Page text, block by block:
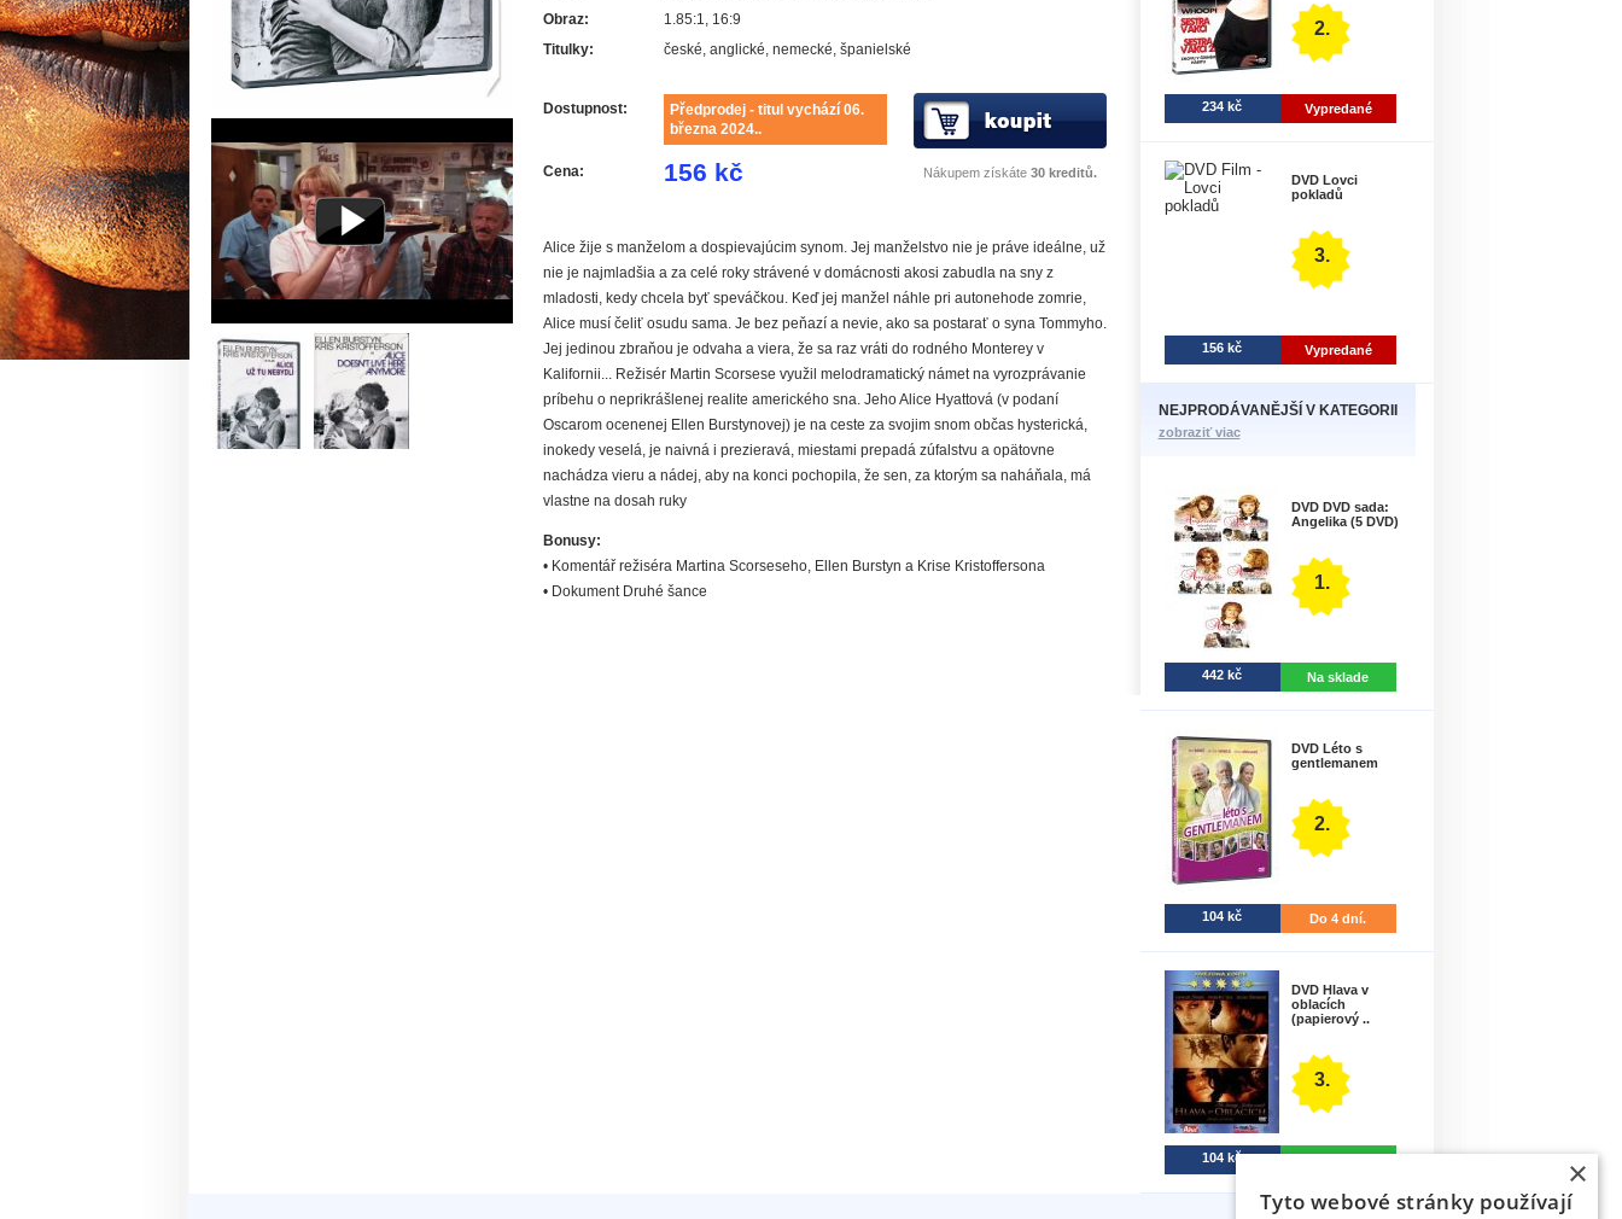
Obraz:
1.85:1, 16:9
Titulky:
české, anglické, nemecké, španielské
Dostupnost:
Předprodej - titul vychází 06.
března 2024..
Cena: 156 kč Nákupem získáte 30 kreditů.
Alice žije s manželom a dospievajúcim synom. Jej manželstvo nie je práve ideálne, už
nie je najmladšia a za celé roky strávené v domácnosti akosi zabudla na sny z
mladosti, kedy chcela byť speváčkou. Keď jej manžel náhle pri autonehode zomrie,
Alice musí čeliť osudu sama. Je bez peňazí a nevie, ako sa postarať o syna Tommyho.
Jej jedinou zbraňou je odvaha a viera, že sa raz vráti do rodného Monterey v
Kalifornii... Režisér Martin Scorsese využil melodramatický námet na vyrozprávanie
príbehu o neprikrášlenej realite amerického sna. Jeho Alice Hyattová (v podaní
Oscarom ocenenej Ellen Burstynovej) je na ceste za svojim snom občas hysterická,
inokedy veselá, je naivná i prezieravá, miestami prepadá zúfalstvu a opätovne
nachádza vieru a nádej, aby na konci pochopila, že sen, za ktorým sa naháňala, má
vlastne na dosah ruky
Bonusy:
• Komentář režiséra Martina Scorseseho, Ellen Burstyn a Krise Kristoffersona
• Dokument Druhé šance
2.
234 kč Vypredané
DVD Lovci
pokladů
3.
156 kč Vypredané
NEJPRODÁVANĚJŠÍ V KATEGORII
zobraziť viac
DVD DVD sada:
Angelika (5 DVD)
1.
442 kč Na sklade
DVD Léto s
gentlemanem
2.
104 kč Do 4 dní.
DVD Hlava v
oblacích
(papierový ..
3.
104 kč ×
Tyto webové stránky používají